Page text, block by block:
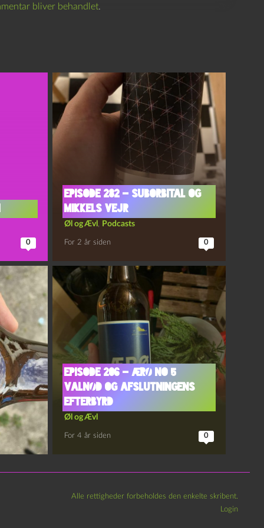
bliver behandlet.
0
Episode 282 – Suborbital og
Mikkels Vejr
Øl og Ævl , Podcasts
For 2 år siden 0
Episode 206 – Ærø No 5
Valnød og Afslutningens
Efterbyrd
Øl og Ævl
For 4 år siden 0
Alle rettigheder forbeholdes den enkelte skribent.
Login